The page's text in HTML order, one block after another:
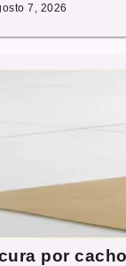
7, 2026
por